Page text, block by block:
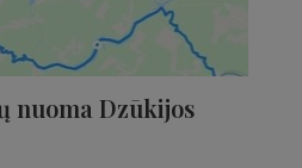
nuoma Dzūkijos